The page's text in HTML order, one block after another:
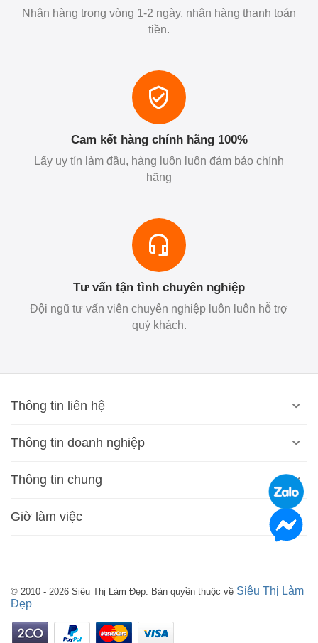
Nhận hàng trong vòng 1-2 ngày, nhận hàng thanh toán
tiền.
Cam kết hàng chính hãng 100%
Lấy uy tín làm đầu, hàng luôn luôn đảm bảo chính
hãng
Tư vấn tận tình chuyên nghiệp
Đội ngũ tư vấn viên chuyên nghiệp luôn luôn hỗ trợ
quý khách.
Thông tin liên hệ
Thông tin doanh nghiệp
Thông tin chung
Giờ làm việc
© 2010 - 2026 Siêu Thị Làm Đẹp. Bản quyền thuộc về Siêu Thị Làm
Đẹp